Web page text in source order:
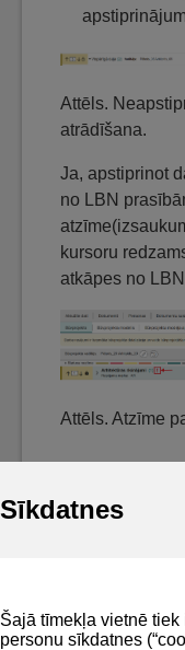
Sīkdatnes
Šajā tīmekļa vietnē
personu sīkdatnes
Attēls.
atrādīšana.
Ja, apstiprinot
no LBN
kursoru
atkāpes no
Attēls. Atzīme